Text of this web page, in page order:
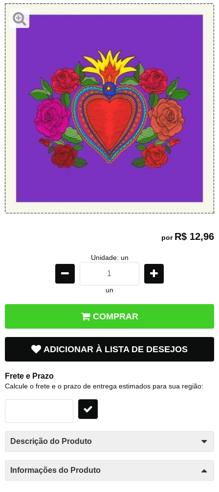
por R$ 12,96
Unidade: un
un
COMPRAR
ADICIONAR À LISTA DE DESEJOS
Frete e Prazo
Calcule o frete e o prazo de entrega estimados para sua região:
Descrição do Produto
Informações do Produto